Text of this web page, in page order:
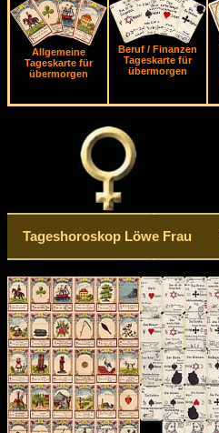
Allgemeine
Tageskarte für
übermorgen
Beruf / Finanzen
Tageskarte für
übermorgen
Tageshoroskop Löwe Frau